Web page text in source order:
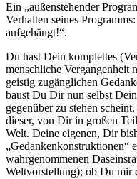
Ein „außenstehender
Verhalten seines
aufgehängt!“.
Du hast Dein komplettes
menschliche Vergangenheit
geistig zugänglichen
baust Du Dir nun selbst
gegenüber zu stehen
dieser, von Dir in großen
Welt. Deine eigenen, Dir
„Gedankenkonstruktionen“
wahrgenommenen
Weltvorstellung); ob Du mir